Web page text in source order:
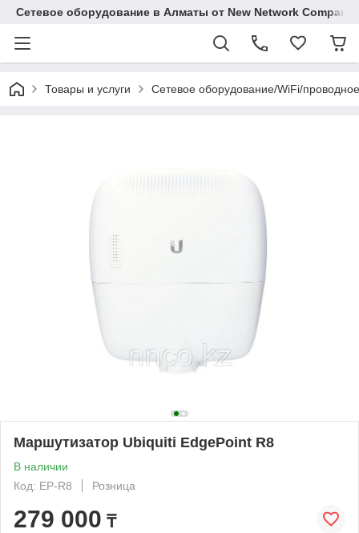
Сетевое оборудование в Алматы от New Network Company
Товары и услуги Сетевое оборудование/WiFi/проводное
Маршутизатор Ubiquiti EdgePoint R8
В наличии
Код: EP-R8
Розница
279 000 ₸